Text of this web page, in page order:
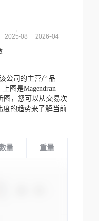
公司的主营产品
上图是Magendran
图，您可以从交易次
度的趋势来了解当前
量 重量